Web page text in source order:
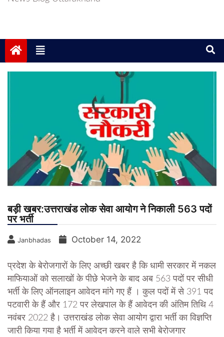
बड़ी खबर:उत्तराखंड लोक सेवा आयोग ने निकाली 563 पदों
पर भर्ती
Janbhadas October 14, 2022
प्रदेश के बेरोजगारों के लिए अच्छी खबर है कि धामी सरकार में नकल
माफियाओं को सलाखों के पीछे भेजने के बाद अब 563 पदों पर सीधी
भर्ती के लिए ऑनलाइन आवेदन मांगे गए हैं । कुल पदों में से 391 पद
पटवारी के हैं और 172 पर लेखपाल के हैं आवेदन की अंतिम तिथि 4
नवंबर 2022 है। उत्तराखंड लोक सेवा आयोग द्वारा भर्ती का विज्ञप्ति
जारी किया गया है भर्ती में आवेदन करने वाले सभी बेरोजगार